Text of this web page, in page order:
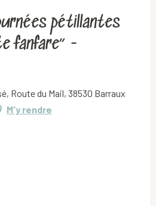
pétillantes
fanfare” -
Route du Mail, 38530 Barraux
M'y rendre